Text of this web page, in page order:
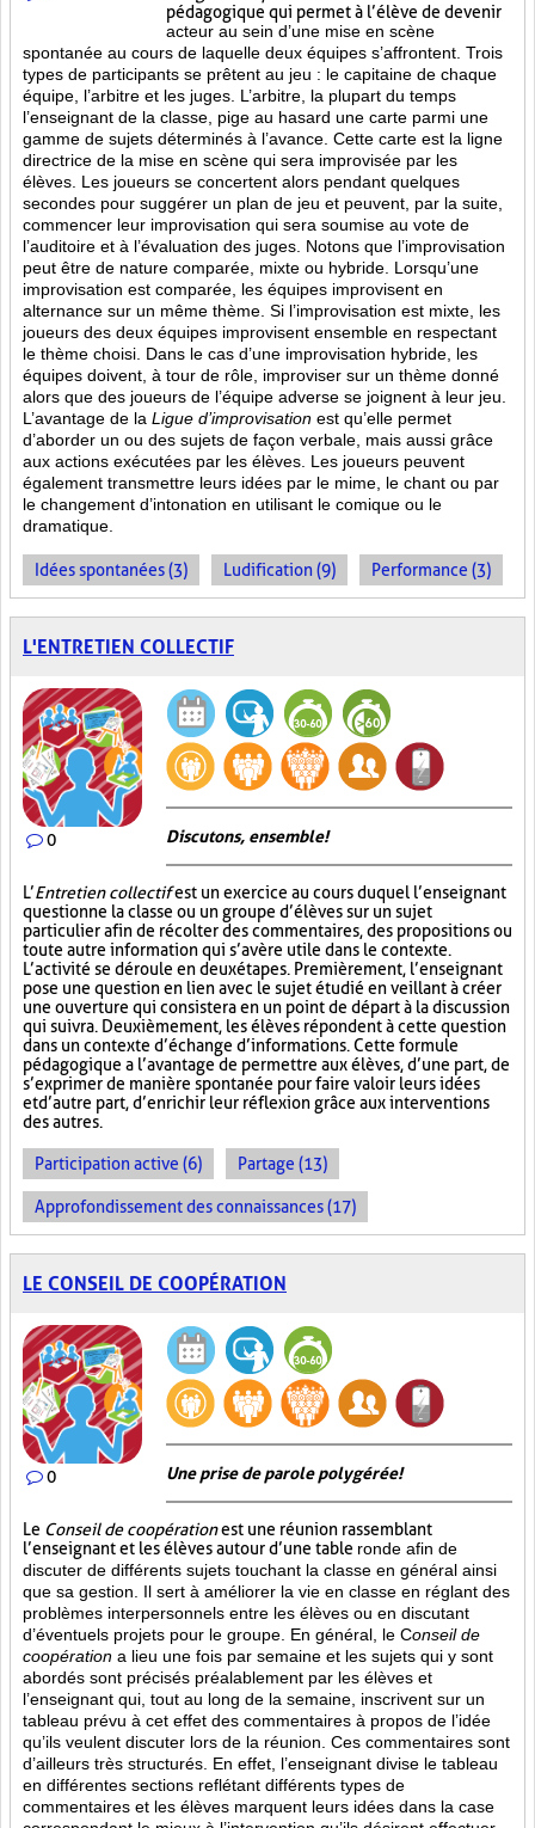
pédagogique qui permet à l’élève de devenir
acteur au sein d’une mise en scène
spontanée au cours de laquelle deux équipes s’affrontent. Trois
types de participants se prêtent au jeu : le capitaine de chaque
équipe, l’arbitre et les juges. L’arbitre, la plupart du temps
l’enseignant de la classe, pige au hasard une carte parmi une
gamme de sujets déterminés à l’avance. Cette carte est la ligne
directrice de la mise en scène qui sera improvisée par les
élèves. Les joueurs se concertent alors pendant quelques
secondes pour suggérer un plan de jeu et peuvent, par la suite,
commencer leur improvisation qui sera soumise au vote de
l’auditoire et à l’évaluation des juges. Notons que l’improvisation
peut être de nature comparée, mixte ou hybride. Lorsqu’une
improvisation est comparée, les équipes improvisent en
alternance sur un même thème. Si l’improvisation est mixte, les
joueurs des deux équipes improvisent ensemble en respectant
le thème choisi. Dans le cas d’une improvisation hybride, les
équipes doivent, à tour de rôle, improviser sur un thème donné
alors que des joueurs de l’équipe adverse se joignent à leur jeu.
L’avantage de la Ligue d’improvisation est qu’elle permet
d’aborder un ou des sujets de façon verbale, mais aussi grâce
aux actions exécutées par les élèves. Les joueurs peuvent
également transmettre leurs idées par le mime, le chant ou par
le changement d’intonation en utilisant le comique ou le
dramatique.
Idées spontanées (3) Ludification (9) Performance (3)
L'ENTRETIEN COLLECTIF
0 Discutons, ensemble!
L’Entretien collectifest un exercice au cours duquel l’enseignant
questionne la classe ou un groupe d’élèves sur un sujet
particulier afin de récolter des commentaires, des propositions ou
toute autre information qui s’avère utile dans le contexte.
L’activité se déroule en deux étapes. Premièrement, l’enseignant
pose une question en lien avec le sujet étudié en veillant à créer
une ouverture qui consistera en un point de départ à la discussion
qui suivra. Deuxièmement, les élèves répondent à cette question
dans un contexte d’échange d’informations. Cette formule
pédagogique a l’avantage de permettre aux élèves, d’une part, de
s’exprimer de manière spontanée pour faire valoir leurs idées
et d’autre part, d’enrichir leur réflexion grâce aux interventions
des autres.
Participation active (6) Partage (13)
Approfondissement des connaissances (17)
LE CONSEIL DE COOPÉRATION
0 Une prise de parole polygérée!
Le Conseil de coopérationest une réunion rassemblant
l’enseignant et les élèves autour d’une table ronde afin de
discuter de différents sujets touchant la classe en général ainsi
que sa gestion. Il sert à améliorer la vie en classe en réglant des
problèmes interpersonnels entre les élèves ou en discutant
d’éventuels projets pour le groupe. En général, le Conseil de
coopération a lieu une fois par semaine et les sujets qui y sont
abordés sont précisés préalablement par les élèves et
l’enseignant qui, tout au long de la semaine, inscrivent sur un
tableau prévu à cet effet des commentaires à propos de l’idée
qu’ils veulent discuter lors de la réunion. Ces commentaires sont
d’ailleurs très structurés. En effet, l’enseignant divise le tableau
en différentes sections reflétant différents types de
commentaires et les élèves marquent leurs idées dans la case